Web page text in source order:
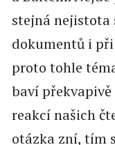
stejná nejistota
dokumentů i
proto tohle
baví
reakcí našich
otázka zní, tím